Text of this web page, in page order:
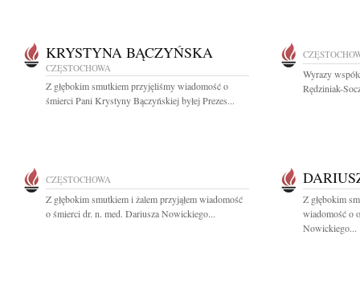
KRYSTYNA BĄCZYŃSKA
CZĘSTOCHOWA
Z głębokim smutkiem przyjęliśmy wiadomość o
śmierci Pani Krystyny Bączyńskiej byłej Prezes...
Wyrazy
Rędziniak-
CZĘSTOCHOWA
Z głębokim smutkiem i żalem przyjąłem wiadomość
o śmierci dr. n. med. Dariusza Nowickiego...
Z głębokim
wiadomość o
Nowickiego...